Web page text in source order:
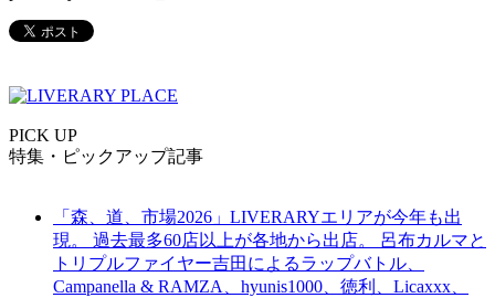
PICK UP
特集・ピックアップ記事
「森、道、市場2026」LIVERARYエリアが今年も出
現。 過去最多60店以上が各地から出店。 呂布カルマと
トリプルファイヤー吉田によるラップバトル、
Campanella & RAMZA、hyunis1000、徳利、Licaxxx、